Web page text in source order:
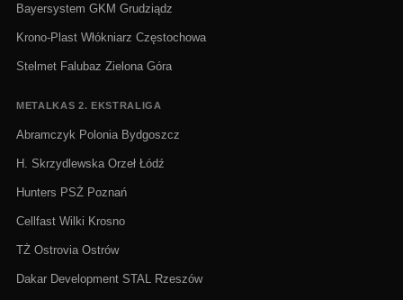
Bayersystem GKM Grudziądz
Krono-Plast Włókniarz Częstochowa
Stelmet Falubaz Zielona Góra
METALKAS 2. EKSTRALIGA
Abramczyk Polonia Bydgoszcz
H. Skrzydlewska Orzeł Łódź
Hunters PSŻ Poznań
Cellfast Wilki Krosno
TŻ Ostrovia Ostrów
Dakar Development STAL Rzeszów